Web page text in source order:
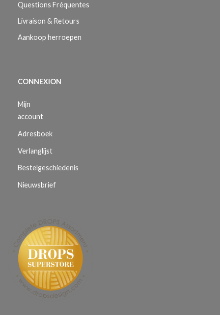
Questions Fréquentes
Livraison & Retours
Aankoop herroepen
CONNEXION
Mijn
account
Adresboek
Verlanglijst
Bestelgeschiedenis
Nieuwsbrief